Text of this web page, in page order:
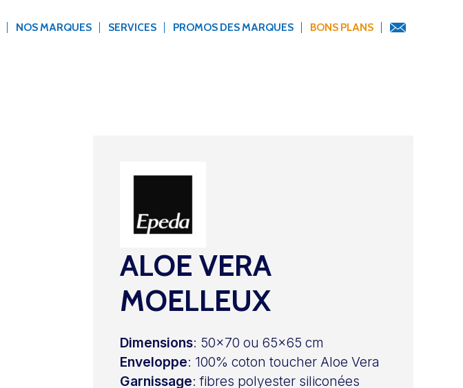
NOS MARQUES SERVICES PROMOS DES MARQUES BONS PLANS
ALOE VERA
MOELLEUX
Dimensions: 50×70 ou 65×65 cm
Enveloppe: 100% coton toucher Aloe Vera
Garnissage: fibres polyester siliconées